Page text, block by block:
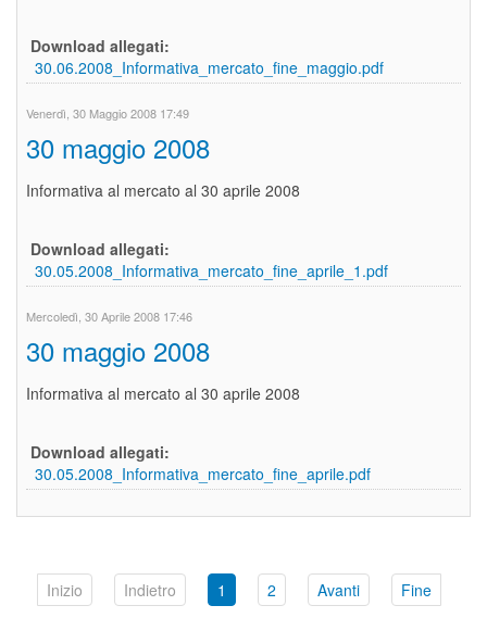
Download allegati:
30.06.2008_Informativa_mercato_fine_maggio.pdf
Venerdì, 30 Maggio 2008 17:49
30 maggio 2008
Informativa al mercato al 30 aprile 2008
Download allegati:
30.05.2008_Informativa_mercato_fine_aprile_1.pdf
Mercoledì, 30 Aprile 2008 17:46
30 maggio 2008
Informativa al mercato al 30 aprile 2008
Download allegati:
30.05.2008_Informativa_mercato_fine_aprile.pdf
Inizio Indietro 1 2 Avanti Fine